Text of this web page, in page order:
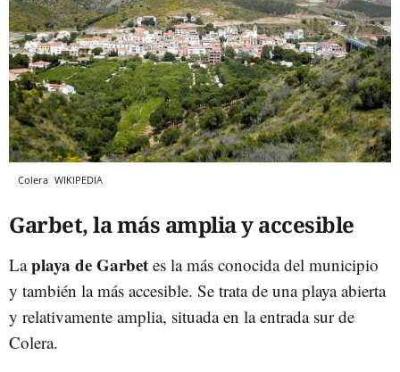
Colera WIKIPEDIA
Garbet, la más amplia y accesible
Laplaya de Garbet es la más conocida del municipio
y también la más accesible. Se trata de una playa abierta
y relativamente amplia, situada en la entrada sur de
Colera.